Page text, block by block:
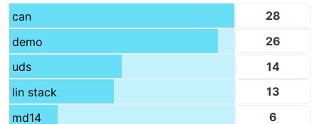
can
28
demo
26
uds
14
lin stack
13
md14
6